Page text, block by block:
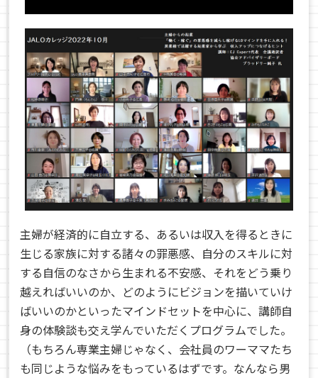
主婦が経済的に自立する、あるいは収入を得るときに
生じる家族に対する諸々の罪悪感、自分のスキルに対
する自信のなさから生まれる不安感、それをどう乗り
越えればいいのか、どのようにビジョンを描いていけ
ばいいのかといったマインドセットを中心に、講師自
身の体験談も交え学んでいただくプログラムでした。
（もちろん専業主婦じゃなく、会社員のワーママたち
も同じような悩みをもっているはずです。なんなら男